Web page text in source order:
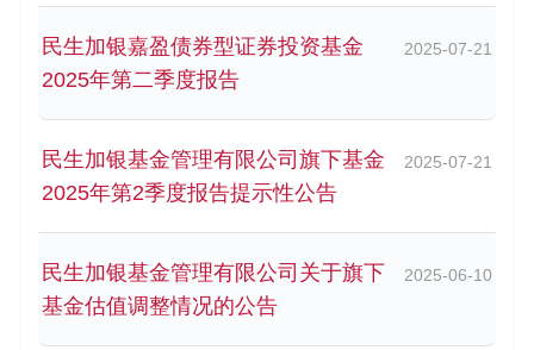
民生加银嘉盈债券型证券投资基金
2025年第二季度报告
2025-07-21
民生加银基金管理有限公司旗下基金
2025年第2季度报告提示性公告
2025-07-21
民生加银基金管理有限公司关于旗下
基金估值调整情况的公告
2025-06-10